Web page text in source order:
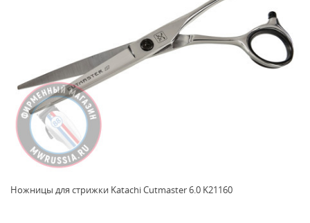
Ножницы для стрижки Katachi Cutmaster 6.0 K21160